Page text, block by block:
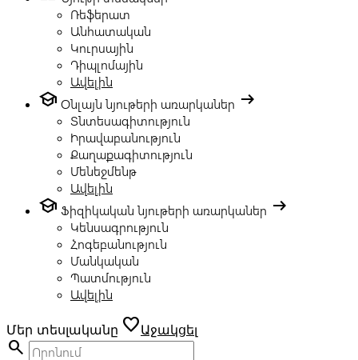
Ռեֆերատ
Անհատական
Կուրսային
Դիպլոմային
Ավելին
school Օնլայն նյութերի առարկաներ arrow_right_alt
Տնտեսագիտություն
Իրավաբանություն
Քաղաքագիտություն
Մենեջմենթ
Ավելին
school Ֆիզիկական նյութերի առարկաներ arrow_right_alt
Կենսագրություն
Հոգեբանություն
Մանկական
Պատմություն
Ավելին
Մեր տեսլականը favoriteԱջակցել
search